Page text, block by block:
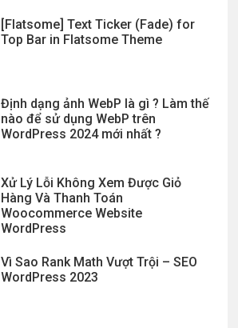
[Flatsome] Text Ticker (Fade) for
Top Bar in Flatsome Theme
Định dạng ảnh WebP là gì ? Làm thế
nào để sử dụng WebP trên
WordPress 2024 mới nhất ?
Xử Lý Lỗi Không Xem Được Giỏ
Hàng Và Thanh Toán
Woocommerce Website
WordPress
Vì Sao Rank Math Vượt Trội – SEO
WordPress 2023